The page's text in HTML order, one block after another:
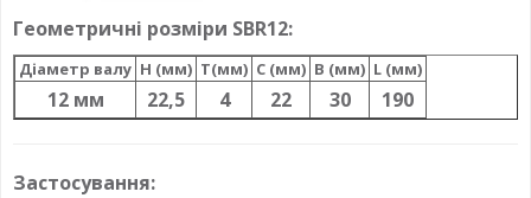
Геометричні розміри SBR12:
Діаметр валу H (мм) T(мм) C (мм) B (мм) L (мм)
12 мм 22,5 4 22 30 190
Застосування: